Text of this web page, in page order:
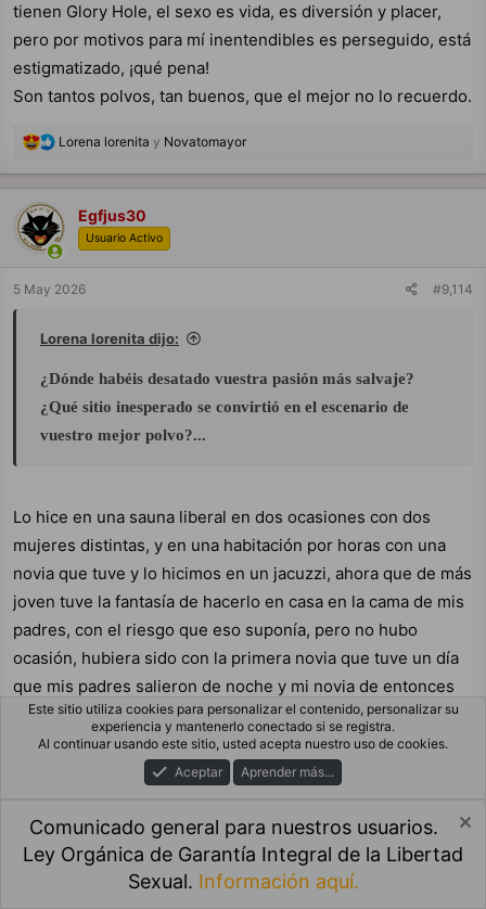
tienen Glory Hole, el sexo es vida, es diversión y placer,
pero por motivos para mí inentendibles es perseguido, está
estigmatizado, ¡qué pena!
Son tantos polvos, tan buenos, que el mejor no lo recuerdo.
R
a
c
c
i
o
n
s
Lorena lorenita y Novatomayor
Egfjus30
Usuario Activo
5 May 2026 #9,114
Lorena lorenita dijo:
¿Dónde habéis desatado vuestra pasión más salvaje?
¿Qué sitio inesperado se convirtió en el escenario de
vuestro mejor polvo?...
Lo hice en una sauna liberal en dos ocasiones con dos
mujeres distintas, y en una habitación por horas con una
novia que tuve y lo hicimos en un jacuzzi, ahora que de más
joven tuve la fantasía de hacerlo en casa en la cama de mis
padres, con el riesgo que eso suponía, pero no hubo
ocasión, hubiera sido con la primera novia que tuve un día
que mis padres salieron de noche y mi novia de entonces
me trajo a casa en coche y le dije de subir y hacerlo pero
me dijo que no.
El vídeo de hoy me pone mucho, estás como un tren, como
e
Lorena lorenita
Qué Hay De Nuevo Iniciar Sesión
Este sitio utiliza cookies para personalizar el contenido, personalizar su
experiencia y mantenerlo conectado si se registra.
Al continuar usando este sitio, usted acepta nuestro uso de cookies.
Aceptar
Aprender más...
Comunicado general para nuestros usuarios.
Ley Orgánica de Garantía Integral de la Libertad
Sexual. Información aquí.